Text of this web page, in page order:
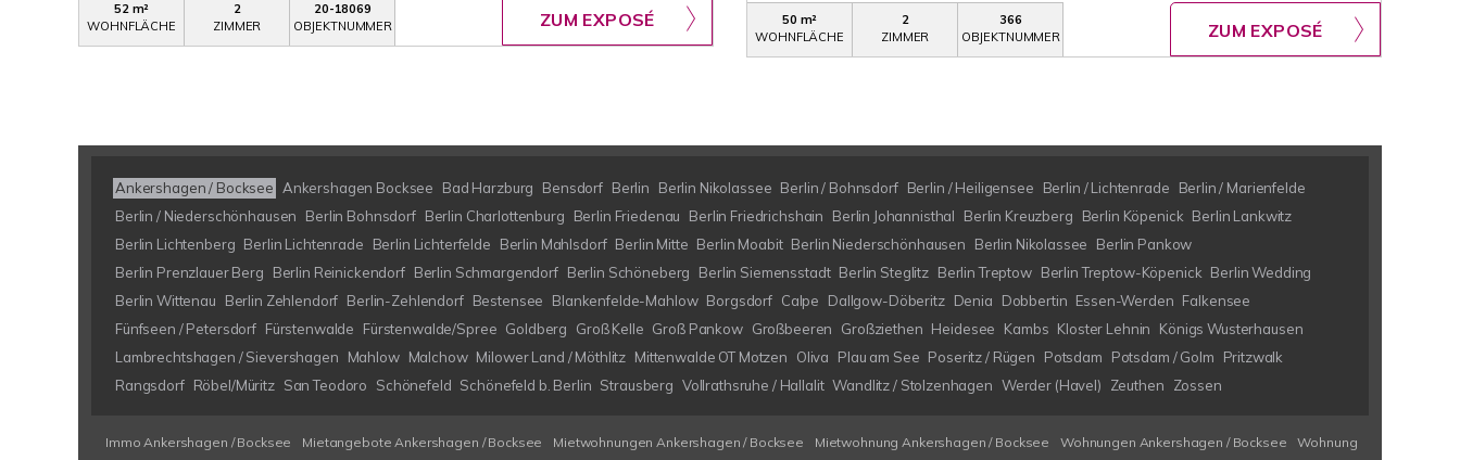
52 m²
WOHNFLÄCHE
2
ZIMMER
20-18069
OBJEKTNUMMER
ZUM EXPOSÉ
50 m²
WOHNFLÄCHE
2
ZIMMER
366
OBJEKTNUMMER
ZUM EXPOSÉ
Ankershagen / Bocksee Ankershagen Bocksee Bad Harzburg Bensdorf Berlin Berlin Nikolassee Berlin / Bohnsdorf Berlin / Heiligensee Berlin / Lichtenrade
Berlin / Marienfelde
Berlin / Niederschönhausen
Berlin Bohnsdorf Berlin Charlottenburg Berlin Friedenau Berlin Friedrichshain Berlin Johannisthal Berlin Kreuzberg Berlin Köpenick Berlin Lankwitz
Berlin Lichtenberg Berlin Lichtenrade Berlin Lichterfelde Berlin Mahlsdorf Berlin Mitte Berlin Moabit Berlin Niederschönhausen Berlin Nikolassee
Berlin Pankow
Berlin Prenzlauer Berg
Berlin Reinickendorf Berlin Schmargendorf Berlin Schöneberg Berlin Siemensstadt Berlin Steglitz Berlin Treptow Berlin Treptow-Köpenick Berlin Wedding
Berlin Wittenau
Berlin Zehlendorf Berlin-Zehlendorf Bestensee Blankenfelde-Mahlow Borgsdorf Calpe Dallgow-Döberitz Denia Dobbertin Essen-Werden Falkensee
Fünfseen / Petersdorf Fürstenwalde Fürstenwalde/Spree Goldberg Groß Kelle Groß Pankow Großbeeren Großziethen Heidesee Kambs Kloster Lehnin
Königs Wusterhausen
Lambrechtshagen / Sievershagen
Mahlow Malchow Milower Land / Möthlitz Mittenwalde OT Motzen Oliva Plau am See Poseritz / Rügen Potsdam Potsdam / Golm
Pritzwalk
Rangsdorf Röbel/Müritz San Teodoro Schönefeld Schönefeld b. Berlin Strausberg Vollrathsruhe / Hallalit Wandlitz / Stolzenhagen Werder (Havel) Zeuthen Zossen
Immo Ankershagen / Bocksee Mietangebote Ankershagen / Bocksee Mietwohnungen Ankershagen / Bocksee Mietwohnung Ankershagen / Bocksee Wohnungen Ankershagen / Bocksee
Wohnung